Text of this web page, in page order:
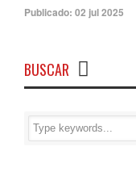
Publicado: 02 jul 2025
BUSCAR